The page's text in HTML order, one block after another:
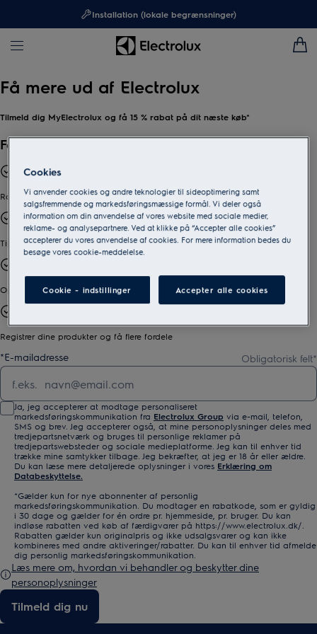
Installation (lokale begrænsninger)
Få mere ud af Electrolux
Tilmeld dig MyElectrolux og få 15 % rabat på dit næste køb*
Få vores bedste tilbud
Rabatter og tilbud som er relevante for dig
Tips og inspiration til en bæredygtig livsstil
Opdateringer til produkter og tilbehør
Registrer dine produkter og få flere fordele
*E-mailadresse Obligatorisk felt*
Ja, jeg accepterer at modtage personaliseret
markedsføringskommunikation fra Electrolux Group via e-mail, telefon,
SMS og brev. Jeg accepterer også, at mine personoplysninger deles med
tredjepartsnetværk og bruges til personlige reklamer på
tredjepartswebsteder og sociale medieplatforme. Jeg kan til enhver tid
trække mine samtykker tilbage. Jeg bekræfter, at jeg er 18 år eller ældre.
Du kan læse mere detaljerede oplysninger i vores Erklæring om
Databeskyttelse.
*Gælder kun for nye abonnenter af personlig
markedsføringskommunikation. Du modtager en rabatkode, som er gyldig
i 30 dage og gælder for én ordre pr. hjemmeside, pr. bruger. Du kan
indløse rabatten ved køb af færdigvarer på https://www.electrolux.dk/.
Rabatten gælder kun originalpris og ikke udsalgsvarer og kan ikke
kombineres med andre aktiveringer/rabatter. Du kan til enhver tid afmelde
dig personlig markedsføringskommunikation.
Læs mere om, hvordan vi behandler og beskytter dine
personoplysninger
Tilmeld dig nu
Cookies
Vi anvender cookies og andre teknologier til sideoptimering samt
salgsfremmende og markedsføringsmæssige formål. Vi deler også
information om din anvendelse af vores website med sociale medier,
reklame- og analysepartnere. Ved at klikke på “Accepter alle cookies”
accepterer du vores anvendelse af cookies. For mere information bedes du
besøge vores cookie-meddelelse.
Cookie - indstillinger Accepter alle cookies